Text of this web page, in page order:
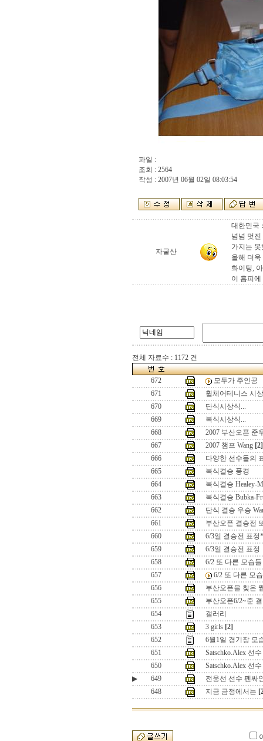
파일 :
조회 : 2564
작성 : 2007년 06월 02일 08:03:54
자굴산
대한민국
넘넘 멋
가지는
올해 더
화이팅,
이 홈피
전체 자료수 : 1172 건
672
모두가 주인공
671
휠체어테니스 시
670
단식시상식...
669
복식시상식...
668
2007 부산오픈 준
667
2007 챔프 Wang [2]
666
다양한 선수들의
665
복식결승 풍경
664
복식결승 Healey-
663
복식결승 Bubka-
662
단식 결승 우승
661
부산오픈 결승전
660
6/3일 결승전 표
659
6/3일 결승전 표정
658
6/2 또 다른 모습들
657
6/2 또 다른 모
656
부산오픈을 찾은
655
부산오픈6/2~준
654
갤러리
653
3 girls [2]
652
6월1일 경기장 모
651
Satschko.Alex 선수
650
Satschko.Alex 선수
▶
649
전웅선 선수 펜싸
648
지금 금정에서는